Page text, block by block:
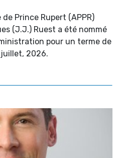
Prince Rupert (APPR)
(J.J.) Ruest a été nommé
pour un terme de
2026.